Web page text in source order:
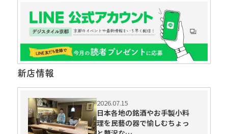
新店情報
2026.07.15
日本各地の銘酒やお手製小料
理を民藝の器で愉しむちょっ